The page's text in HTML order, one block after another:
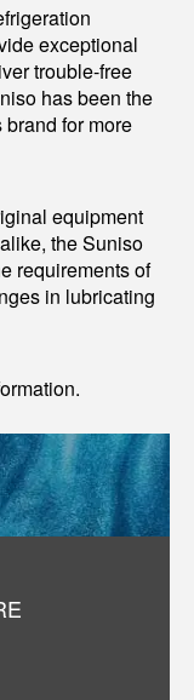
exceptional
trouble-free
has been the
for more
equipment
the Suniso
requirements of
in lubricating